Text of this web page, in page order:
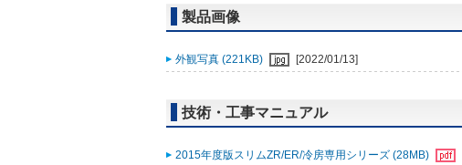
製品画像
外観写真 (221KB) [2022/01/13]
技術・工事マニュアル
2015年度版スリムZR/ER/冷房専用シリーズ (28MB)